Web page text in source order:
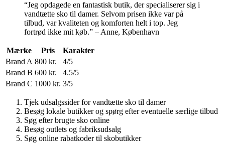
“Jeg opdagede en fantastisk butik, der specialiserer sig i
vandtætte sko til damer. Selvom prisen ikke var på
tilbud, var kvaliteten og komforten helt i top. Jeg
fortrød ikke mit køb.” – Anne, København
Mærke Pris
Karakter
Brand A 800 kr.
4/5
Brand B 600 kr.
4.5/5
Brand C 1000 kr. 3/5
Tjek udsalgssider for vandtætte sko til damer
Besøg lokale butikker og spørg efter eventuelle særlige tilbud
Søg efter brugte sko online
Besøg outlets og fabriksudsalg
Søg online rabatkoder til skobutikker